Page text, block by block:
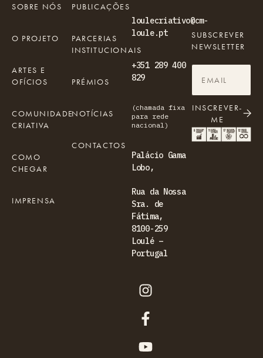
loulecriativo@cm-
loule.pt
+351 289 400
829
(chamada fixa
para rede
nacional)
Palácio Gama
Lobo,
Rua da Nossa
Sra. de
Fátima,
8100-259
Loulé –
Portugal
SOBRE NÓS
O PROJETO
ARTES E
OFÍCIOS
COMUNIDADE
CRIATIVA
COMO
CHEGAR
IMPRENSA
PUBLICAÇÕES
PARCERIAS
INSTITUCIONAIS
PRÉMIOS
NOTÍCIAS
CONTACTOS
SUBSCREVER
NEWSLETTER
INSCREVER-
ME